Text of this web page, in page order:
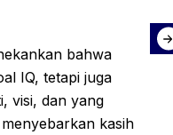
bahwa
IQ, tetapi juga
visi, dan yang
kasih